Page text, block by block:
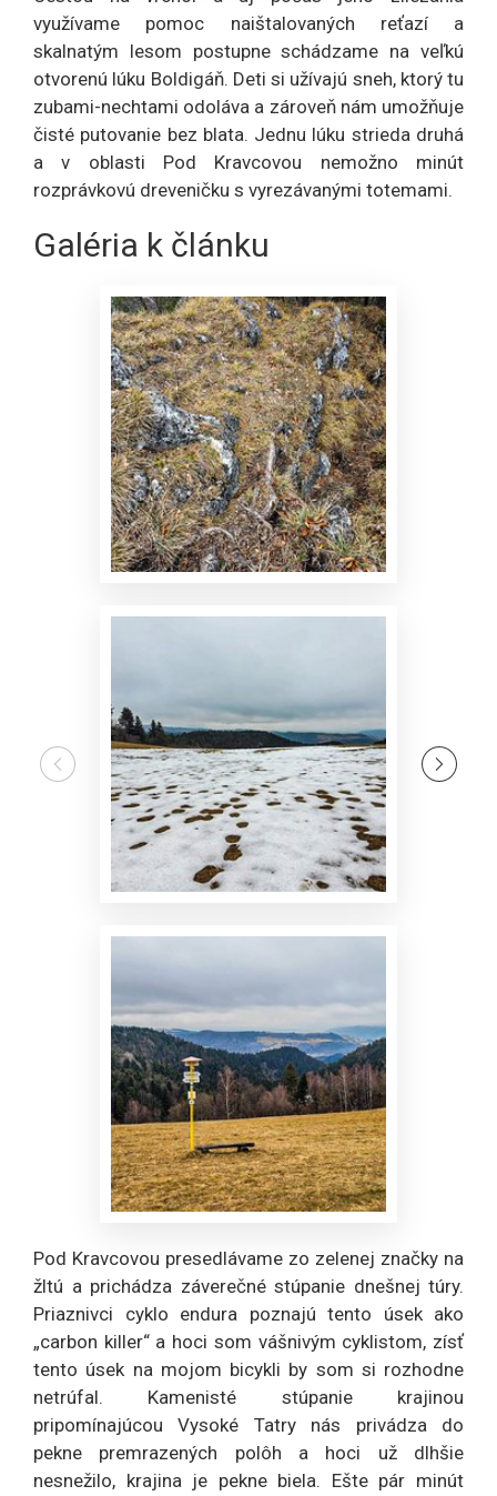
využívame pomoc naištalovaných reťazí a
skalnatým lesom postupne schádzame na veľkú
otvorenú lúku Boldigáň. Deti si užívajú sneh, ktorý tu
zubami-nechtami odoláva a zároveň nám umožňuje
čisté putovanie bez blata. Jednu lúku strieda druhá
a v oblasti Pod Kravcovou nemožno minút
rozprávkovú dreveničku s vyrezávanými totemami.
Galéria k článku
Pod Kravcovou presedlávame zo zelenej značky na
žltú a prichádza záverečné stúpanie dnešnej túry.
Priaznivci cyklo endura poznajú tento úsek ako
„carbon killer“ a hoci som vášnivým cyklistom, zísť
tento úsek na mojom bicykli by som si rozhodne
netrúfal. Kamenisté stúpanie krajinou
pripomínajúcou Vysoké Tatry nás privádza do
pekne premrazených polôh a hoci už dlhšie
nesnežilo, krajina je pekne biela. Ešte pár minút